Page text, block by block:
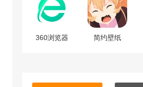
360浏览器 简约壁纸